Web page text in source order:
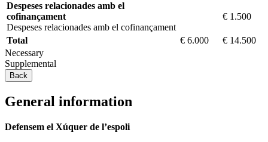
Despeses relacionades amb el
cofinançament
Despeses relacionades amb el cofinançament
€ 1.500
Total € 6.000
€ 14.500
Necessary
Supplemental
Back
General information
Defensem el Xúquer de l’espoli